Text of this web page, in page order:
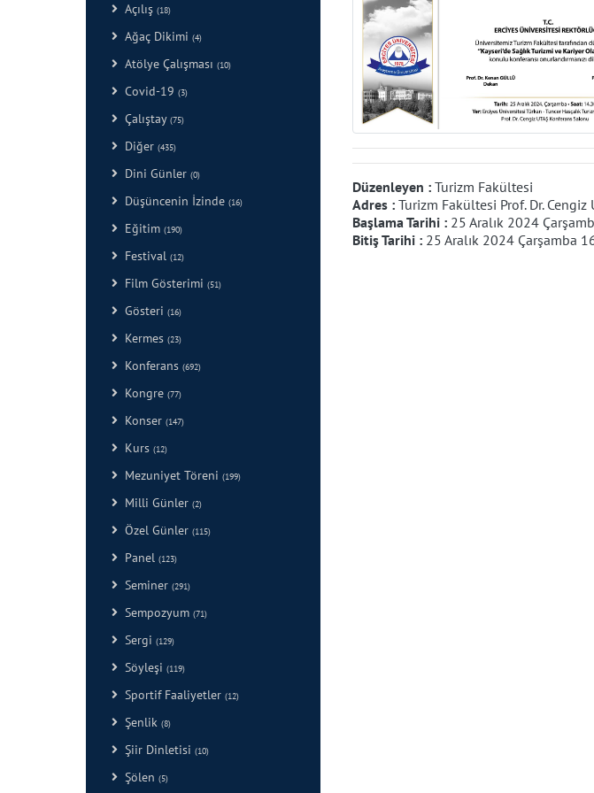
Açılış (18)
Ağaç Dikimi (4)
Atölye Çalışması (10)
Covid-19 (3)
Çalıştay (75)
Diğer (435)
Dini Günler (0)
Düşüncenin İzinde (16)
Eğitim (190)
Festival (12)
Film Gösterimi (51)
Gösteri (16)
Kermes (23)
Konferans (692)
Kongre (77)
Konser (147)
Kurs (12)
Mezuniyet Töreni (199)
Milli Günler (2)
Özel Günler (115)
Panel (123)
Seminer (291)
Sempozyum (71)
Sergi (129)
Söyleşi (119)
Sportif Faaliyetler (12)
Şenlik (8)
Şiir Dinletisi (10)
Şölen (5)
Düzenleyen : Turizm Fakültesi
Adres : Turizm Fakültesi Prof. Dr.
Başlama Tarihi : 25 Aralık 2024
Bitiş Tarihi : 25 Aralık 2024 Çarşamba